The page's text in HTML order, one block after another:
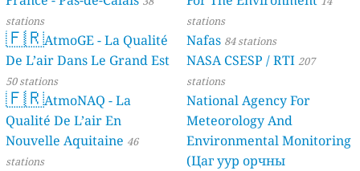
stations
🇫🇷AtmoGE - La Qualité
De L’air Dans Le Grand Est
50 stations
🇫🇷AtmoNAQ - La
Qualité De L’air En
Nouvelle Aquitaine 46
stations
stations
Nafas 84 stations
NASA CSESP / RTI 207
stations
National Agency For
Meteorology And
Environmental Monitoring
(Цаг уур орчны